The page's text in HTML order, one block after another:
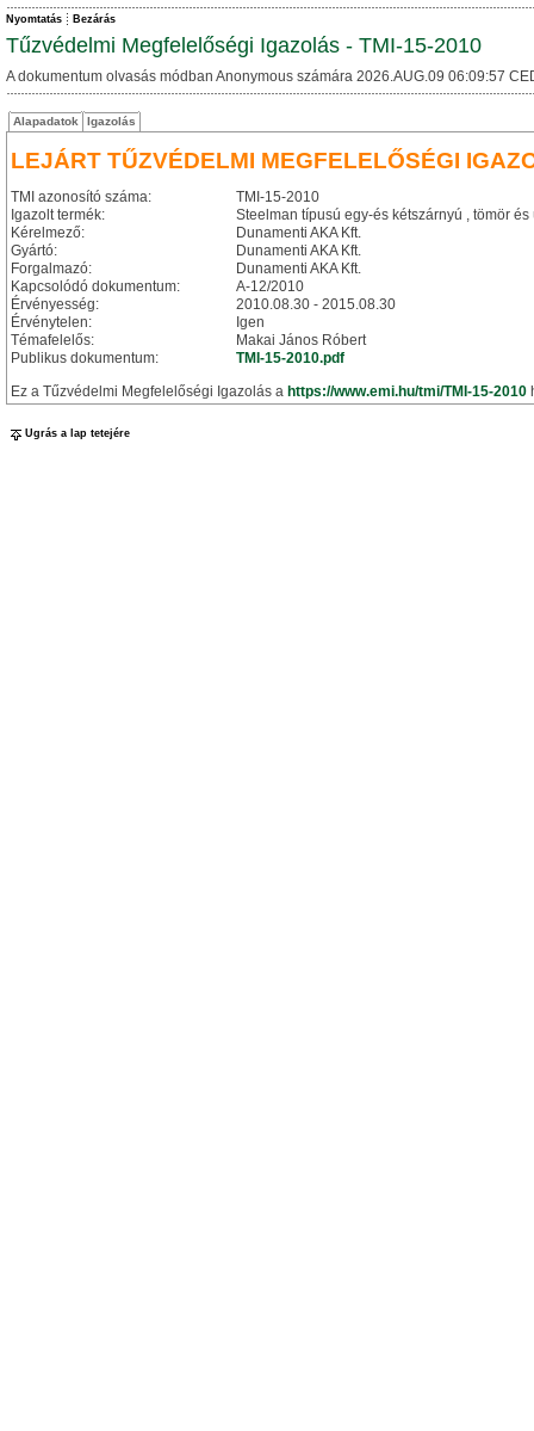
Nyomtatás Bezárás
Tűzvédelmi Megfelelőségi Igazolás - TMI-15-2010
A dokumentum olvasás módban Anonymous számára 2026.AUG.09 06:09:57
Alapadatok Igazolás
LEJÁRT TŰZVÉDELMI MEGFELELŐSÉGI
TMI azonosító száma:
TMI-15-2010
Igazolt termék:
Steelman típusú egy-és kétszárnyú , tömör
Kérelmező:
Dunamenti AKA Kft.
Gyártó:
Dunamenti AKA Kft.
Forgalmazó:
Dunamenti AKA Kft.
Kapcsolódó dokumentum:
A-12/2010
Érvényesség:
2010.08.30 - 2015.08.30
Érvénytelen:
Igen
Témafelelős:
Makai János Róbert
Publikus dokumentum:
TMI-15-2010.pdf
Ez a Tűzvédelmi Megfelelőségi Igazolás a https://www.emi.hu/tmi/TMI-15-2010
Ugrás a lap tetejére